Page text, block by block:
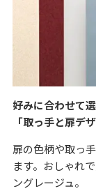
好みに合わせて
「取っ手と扉デ
扉の色柄や取っ
ます。おしゃれ
ングレージュ。